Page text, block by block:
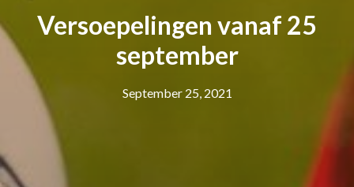
Versoepelingen vanaf 25
september
September 25, 2021